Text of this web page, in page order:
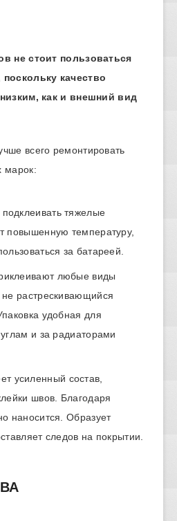
не стоит пользоваться
качество
как и внешний вид
всего ремонтировать
марок:
тяжелые
повышенную температуру,
за батареей.
любые виды
растрескивающийся
удобная для
и за радиаторами
усиленный состав,
швов. Благодаря
наносится. Образует
следов на покрытии.